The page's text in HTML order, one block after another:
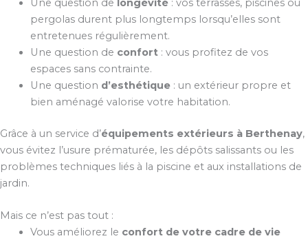
Une question de longévité: vos terrasses, piscines ou
pergolas durent plus longtemps lorsqu’elles sont
entretenues régulièrement.
Une question de confort: vous profitez de vos
espaces sans contrainte.
Une question d’esthétique: un extérieur propre et
bien aménagé valorise votre habitation.
Grâce à un service d’équipements extérieurs à Berthenay,
vous évitez l’usure prématurée, les dépôts salissants ou les
problèmes techniques liés à la piscine et aux installations de
jardin.
Mais ce n’est pas tout :
Vous améliorez le confort de votre cadre de vie